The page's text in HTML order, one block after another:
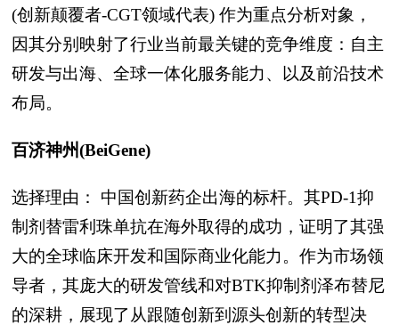
(创新颠覆者-CGT领域代表) 作为重点分析对象，
因其分别映射了行业当前最关键的竞争维度：自主
研发与出海、全球一体化服务能力、以及前沿技术
布局。
百济神州(BeiGene)
选择理由： 中国创新药企出海的标杆。其PD-1抑
制剂替雷利珠单抗在海外取得的成功，证明了其强
大的全球临床开发和国际商业化能力。作为市场领
导者，其庞大的研发管线和对BTK抑制剂泽布替尼
的深耕，展现了从跟随创新到源头创新的转型决